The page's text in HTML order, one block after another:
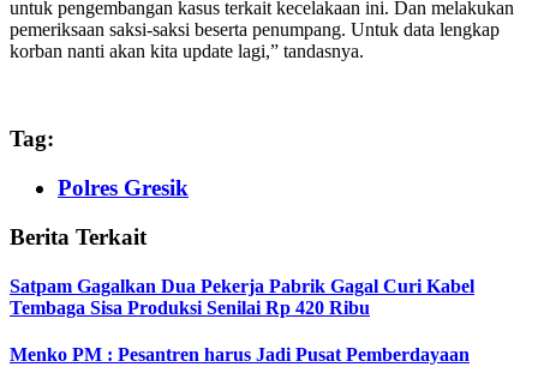
untuk pengembangan kasus terkait kecelakaan ini. Dan melakukan
pemeriksaan saksi-saksi beserta penumpang. Untuk data lengkap
korban nanti akan kita update lagi,” tandasnya.
Tag:
Polres Gresik
Berita Terkait
Satpam Gagalkan Dua Pekerja Pabrik Gagal Curi Kabel
Tembaga Sisa Produksi Senilai Rp 420 Ribu
Menko PM : Pesantren harus Jadi Pusat Pemberdayaan